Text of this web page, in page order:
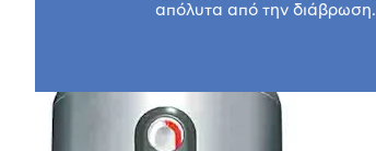
απόλυτα από την διάβρωση.